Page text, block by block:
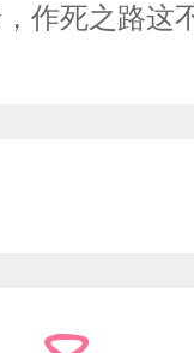
作死之路这